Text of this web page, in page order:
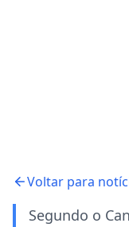
Voltar para
Segundo o